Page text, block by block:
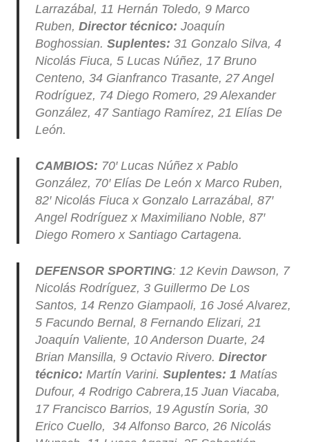
Larrazábal, 11 Hernán Toledo, 9 Marco
Ruben, Director técnico: Joaquín
Boghossian. Suplentes: 31 Gonzalo Silva, 4
Nicolás Fiuca, 5 Lucas Núñez, 17 Bruno
Centeno, 34 Gianfranco Trasante, 27 Angel
Rodríguez, 74 Diego Romero, 29 Alexander
González, 47 Santiago Ramírez, 21 Elías De
León.
CAMBIOS: 70′ Lucas Núñez x Pablo
González, 70′ Elías De León x Marco Ruben,
82′ Nicolás Fiuca x Gonzalo Larrazábal, 87′
Angel Rodríguez x Maximiliano Noble, 87′
Diego Romero x Santiago Cartagena.
DEFENSOR SPORTING: 12 Kevin Dawson, 7
Nicolás Rodríguez, 3 Guillermo De Los
Santos, 14 Renzo Giampaoli, 16 José Alvarez,
5 Facundo Bernal, 8 Fernando Elizari, 21
Joaquín Valiente, 10 Anderson Duarte, 24
Brian Mansilla, 9 Octavio Rivero. Director
técnico: Martín Varini. Suplentes: 1 Matías
Dufour, 4 Rodrigo Cabrera,15 Juan Viacaba,
17 Francisco Barrios, 19 Agustín Soria, 30
Erico Cuello, 34 Alfonso Barco, 26 Nicolás